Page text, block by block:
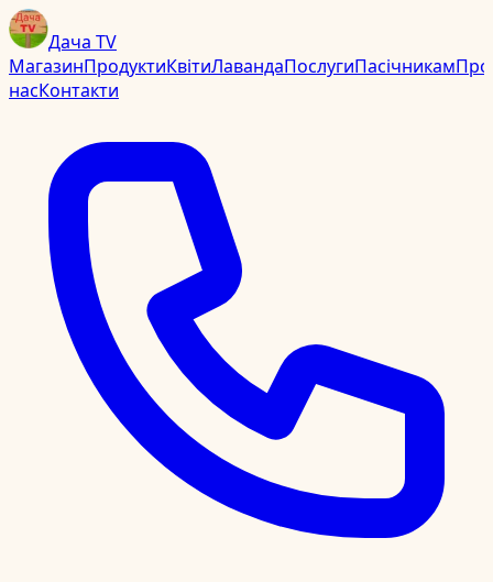
Дача TV
МагазинПродуктиКвітиЛавандаПослугиПасічникамПро
насКонтакти